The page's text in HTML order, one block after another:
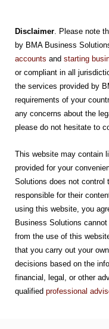
Disclaimer . Please note
by BMA Business
accounts and starting
or compliant in all
the services provided by
requirements of your
any concerns about the
please do not hesitate to
This website may contain
provided for your
Solutions does not control
responsible for their
using this website, you
Business Solutions
from the use of this
that you carry out your
decisions based on the
financial, legal, or other
qualified professional